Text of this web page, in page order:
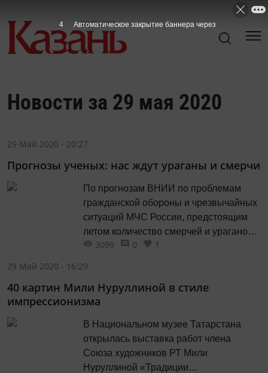
Новости за 29 мая 2020
29 Май 2020 - 20:27
Прогнозы ученых: нас ждут ураганы и смерчи
По прогнозам ВНИИ по проблемам
гражданской обороны и чрезвычайных
ситуаций МЧС России, предстоящим
летом количество смерчей и ураганов
может увеличиться.
3099 0
1
29 Май 2020 - 16:29
40 картин Мили Нуруллиной в стиле
импрессионизма
В Национальном музее Татарстана
открылась выставка работ члена
Союза художников РТ Мили
Нуруллиной «Традиции
4 Автоматическое закрытие баннера через